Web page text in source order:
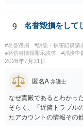
が生まれた日より五年以
下の拘禁刑又は五十万
い又は誘惑して面会を
反復して面会を要求する
その申込み若しくは約束
し、よってわいせつの目
9 名誉毀損をして
#名誉毀損 #訴訟・損害賠償請
#発信者情報開示請求
#誹謗中
2026年7月31日
匿名A 弁護士
なぜ貴殿であるとわかっ
そらく、「近隣トラブル
たアカウントの情報その